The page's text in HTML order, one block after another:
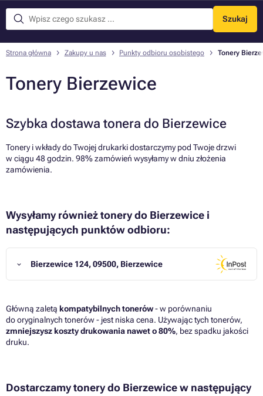
Szukaj
Menu
Strona główna Zakupy u nas Punkty odbioru osobistego Tonery
Tonery Bierzewice
Szybka dostawa tonera do Bierzewice
Tonery i wkłady do Twojej drukarki dostarczymy pod Twoje drzwi
w ciągu 48 godzin. 98% zamówień wysyłamy w dniu złożenia
zamówienia.
Wysyłamy również tonery do Bierzewice i
następujących punktów odbioru:
Bierzewice 124, 09500, Bierzewice
Główną zaletą kompatybilnych tonerów- w porównaniu
do oryginalnych tonerów - jest niska cena. Używając tych tonerów,
zmniejszysz koszty drukowania nawet o 80%, bez spadku jakości
druku.
Dostarczamy tonery do Bierzewice w następujący